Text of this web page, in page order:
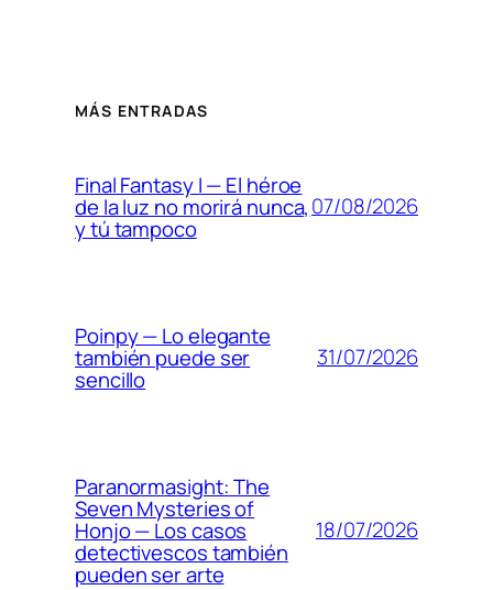
MÁS ENTRADAS
Final Fantasy I — El héroe
de la luz no morirá nunca,
y tú tampoco
07/08/2026
Poinpy — Lo elegante
también puede ser
sencillo
31/07/2026
Paranormasight: The
Seven Mysteries of
Honjo — Los casos
detectivescos también
pueden ser arte
18/07/2026